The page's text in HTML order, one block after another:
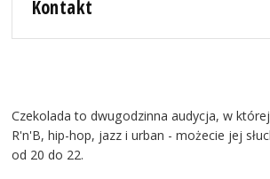
Kontakt
Czekolada to dwugodzinna audycja, w
R'n'B, hip-hop, jazz i urban - możecie jej
od 20 do 22.